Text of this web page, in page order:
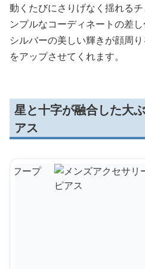
動くたびにさりげなく揺れる
ンプルなコーディネートの差し
シルバーの美しい輝きが顔周
をアップさせてくれます。
星と十字が融合した大
アス